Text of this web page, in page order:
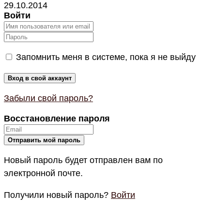
29.10.2014
Войти
Запомнить меня в системе, пока я не выйду
Забыли свой пароль?
Восстановление пароля
Новый пароль будет отправлен вам по
электронной почте.
Получили новый пароль? Войти